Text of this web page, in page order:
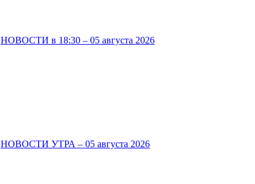
НОВОСТИ в 18:30 – 05 августа 2026
НОВОСТИ УТРА – 05 августа 2026